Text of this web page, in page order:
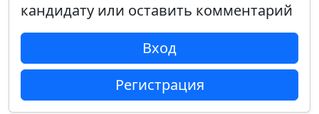
кандидату или оставить комментарий
Вход
Регистрация